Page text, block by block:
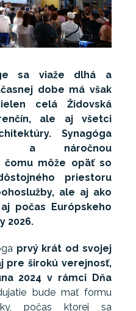
sa viaže dlhá a
dobe má však
celá Židovská
ale aj všetci
Synagóga
a náročnou
čomu môže opäť so
priestoru
ale aj ako
počas Európskeho
2026.
prvý krát od svojej
pre širokú verejnosť,
2024 v rámci Dňa
bude mať formu
počas ktorej sa